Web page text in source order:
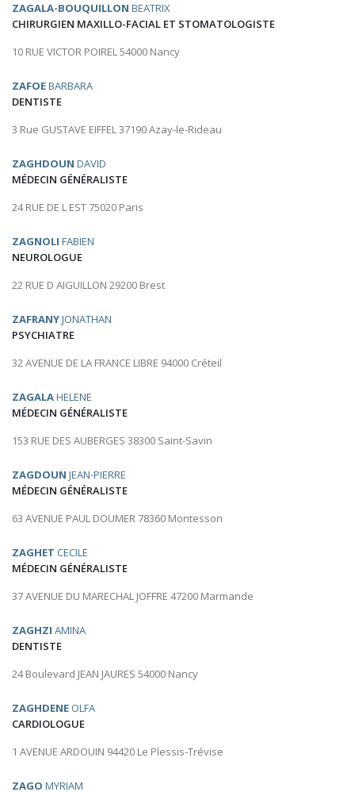
ZAGALA-BOUQUILLON BEATRIX
CHIRURGIEN MAXILLO-FACIAL ET STOMATOLOGISTE
10 RUE VICTOR POIREL 54000 Nancy
ZAFOEBARBARA
DENTISTE
3 Rue GUSTAVE EIFFEL 37190 Azay-le-Rideau
ZAGHDOUN DAVID
MÉDECIN GÉNÉRALISTE
24 RUE DE L EST 75020 Paris
ZAGNOLI FABIEN
NEUROLOGUE
22 RUE D AIGUILLON 29200 Brest
ZAFRANYJONATHAN
PSYCHIATRE
32 AVENUE DE LA FRANCE LIBRE 94000 Créteil
ZAGALAHELENE
MÉDECIN GÉNÉRALISTE
153 RUE DES AUBERGES 38300 Saint-Savin
ZAGDOUN JEAN-PIERRE
MÉDECIN GÉNÉRALISTE
63 AVENUE PAUL DOUMER 78360 Montesson
ZAGHET CECILE
MÉDECIN GÉNÉRALISTE
37 AVENUE DU MARECHAL JOFFRE 47200 Marmande
ZAGHZI AMINA
DENTISTE
24 Boulevard JEAN JAURES 54000 Nancy
ZAGHDENE OLFA
CARDIOLOGUE
1 AVENUE ARDOUIN 94420 Le Plessis-Trévise
ZAGO MYRIAM